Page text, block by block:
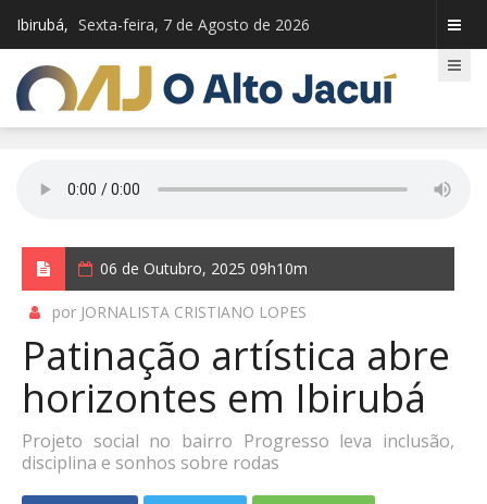
Ibirubá, Sexta-feira, 7 de Agosto de 2026
06 de Outubro, 2025 09h10m
por JORNALISTA CRISTIANO LOPES
Patinação artística abre
horizontes em Ibirubá
Projeto social no bairro Progresso leva inclusão,
disciplina e sonhos sobre rodas